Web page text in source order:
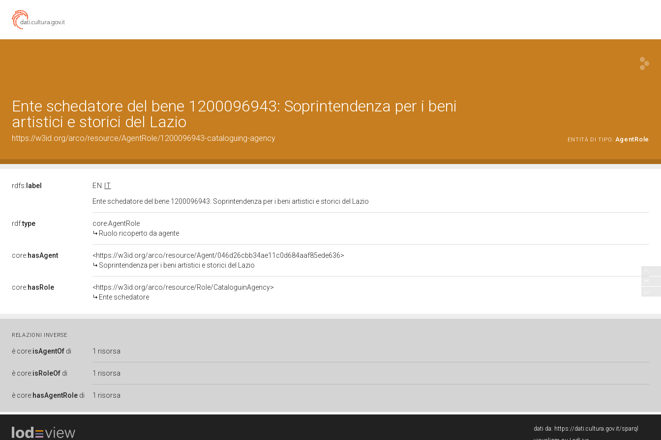
Ente schedatore del bene 1200096943: Soprintendenza per i beni
artistici e storici del Lazio
https://w3id.org/arco/resource/AgentRole/1200096943-cataloguing-agency ENTITÀ DI TIPO: AgentRole
rdfs: label EN
IT
Ente schedatore del bene 1200096943: Soprintendenza per i beni artistici e storici del Lazio
rdf:type
core:AgentRole
Ruolo ricoperto da agente
core:hasAgent
<https://w3id.org/arco/resource/Agent/046d26cbb34ae11c0d684aaf85ede636>
Soprintendenza per i beni artistici e storici del Lazio
core:hasRole
<https://w3id.org/arco/resource/Role/CataloguinAgency>
Ente schedatore
RELAZIONI INVERSE
è core:isAgentOf di 1 risorsa
è core:isRoleOf di 1 risorsa
è core:hasAgentRole di 1 risorsa
dati da: https://dati.cultura.gov.it/sparql